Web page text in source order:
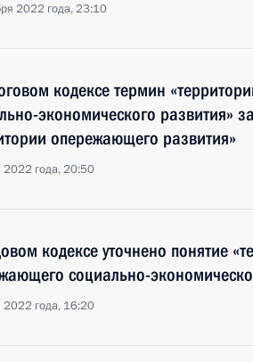
2022 года, 23:10
кодексе термин
экономического развития»
опережающего развития»
года, 20:50
кодексе уточнено понятие
социально-
года, 16:20